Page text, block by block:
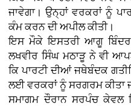
ਜਾਵੇਗਾ। ਉਨ੍ਹਾਂ ਵਰਕਰਾਂ ਨੂੰ
ਕੰਮ ਕਰਨ ਦੀ ਅਪੀਲ ਕੀਤੀ।
ਇਸ ਮੌਕੇ ਇਸਤਰੀ ਆਗੂ ਬਿੰਦਰ
ਲਖਵੀਰ ਸਿੰਘ ਮਠਾੜੂ ਨੇ ਵੀ
ਕਿ ਪਾਰਟੀ ਦੀਆਂ ਜਥੇਬੰਦਕ
ਲਈ ਵਰਕਰਾਂ ਨੂੰ ਸਰਗਰਮ ਕੀਤਾ
ਸਮਾਗਮ ਦੌਰਾਨ ਸਰਪੰਚ ਕੇਵਲ